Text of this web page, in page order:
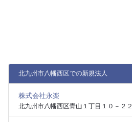
北九州市八幡西区での新規法人
株式会社永楽
北九州市八幡西区青山１丁目１０－２２